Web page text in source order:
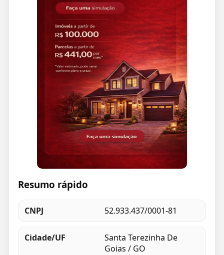
Resumo rápido
CNPJ 52.933.437/0001-81
Cidade/UF
Santa Terezinha De
Goias / GO